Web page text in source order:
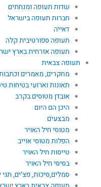
שדות תעופה ומנחתים
חברות תעופה בישראל
דאייה
תעופה ספורטיבית קלה
תעופה אזרחית בארץ
תעופה צבאית
מחקרים, מאמרים
תאונות וארועי בטיחות
אובדן מטוסים בקרב
היכן הם היום
מבצעים
מטוסי חיל האויר
הפלות מטוסי אוייב
טייסות חיל האויר
בסיסי חיל האויר
סמלים,סיכות, פצ'ים, תגי